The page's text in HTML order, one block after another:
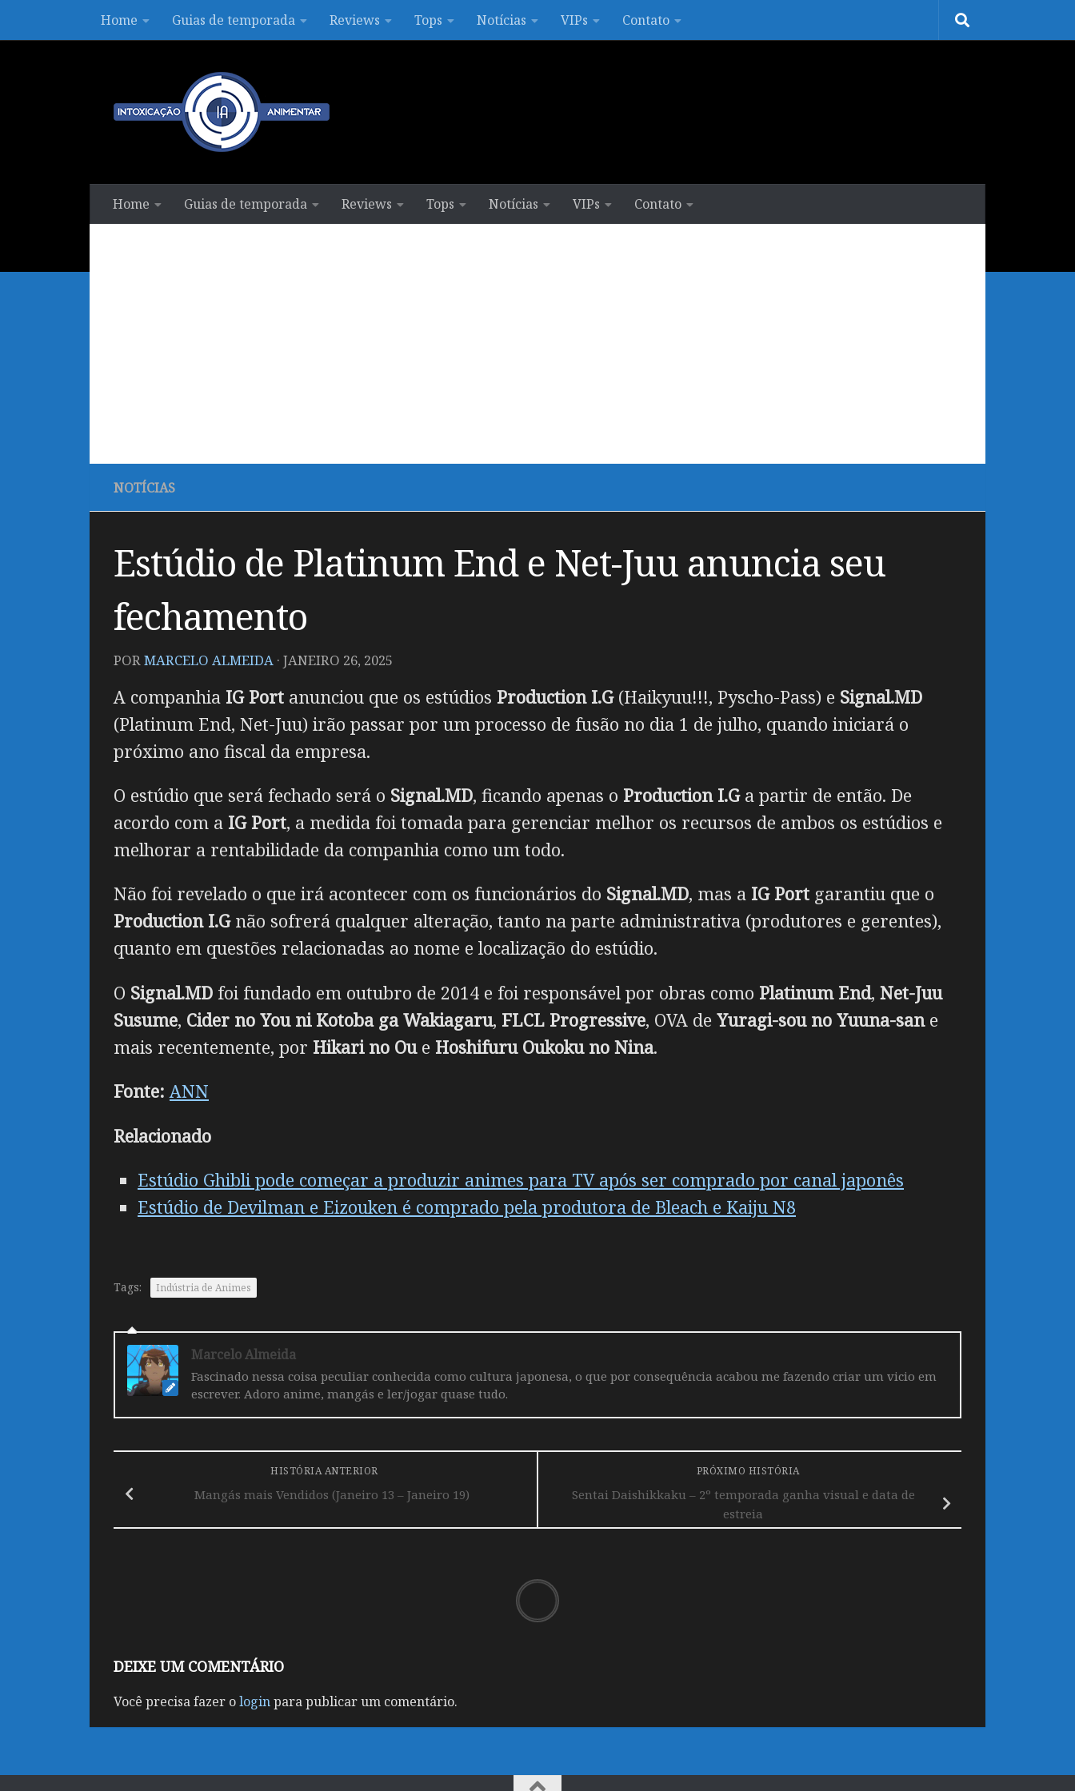
Skip to contentHome Guias de temporada Reviews Tops Notícias VIPs Contato
Home Guias de temporada Reviews Tops Notícias VIPs Contato
NOTÍCIAS
Estúdio de Platinum End e Net-Juu anuncia seu
fechamento
PORMARCELO ALMEIDA · JANEIRO 26, 2025
A companhia IG Port anunciou que os estúdios Production I.G(Haikyuu!!!, Pyscho-Pass) e Signal.MD
(Platinum End, Net-Juu) irão passar por um processo de fusão no dia 1 de julho, quando iniciará o
próximo ano fiscal da empresa.
O estúdio que será fechado será o Signal.MD, ficando apenas o Production I.Ga partir de então. De
acordo com a IG Port, a medida foi tomada para gerenciar melhor os recursos de ambos os estúdios e
melhorar a rentabilidade da companhia como um todo.
Não foi revelado o que irá acontecer com os funcionários do Signal.MD, mas a IG Port garantiu que o
Production I.Gnão sofrerá qualquer alteração, tanto na parte administrativa (produtores e gerentes),
quanto em questões relacionadas ao nome e localização do estúdio.
O Signal.MD foi fundado em outubro de 2014 e foi responsável por obras como Platinum End, Net-Juu
Susume, Cider no You ni Kotoba ga Wakiagaru, FLCL Progressive, OVA de Yuragi-sou no Yuuna-sane
mais recentemente, por Hikari no Oue Hoshifuru Oukoku no Nina.
Fonte:ANN
Relacionado
Estúdio Ghibli pode começar a produzir animes para TV após ser comprado por canal japonês
Estúdio de Devilman e Eizouken é comprado pela produtora de Bleach e Kaiju N8
Tags: Indústria de Animes
Marcelo Almeida
Fascinado nessa coisa peculiar conhecida como cultura japonesa, o que por consequência acabou me fazendo criar um vicio em
escrever. Adoro anime, mangás e ler/jogar quase tudo.
PRÓXIMO HISTÓRIA
Sentai Daishikkaku – 2º temporada ganha visual e data de
estreia
HISTÓRIA ANTERIOR
Mangás mais Vendidos (Janeiro 13 – Janeiro 19)
DEIXE UM COMENTÁRIO
Você precisa fazer ologinpara publicar um comentário.